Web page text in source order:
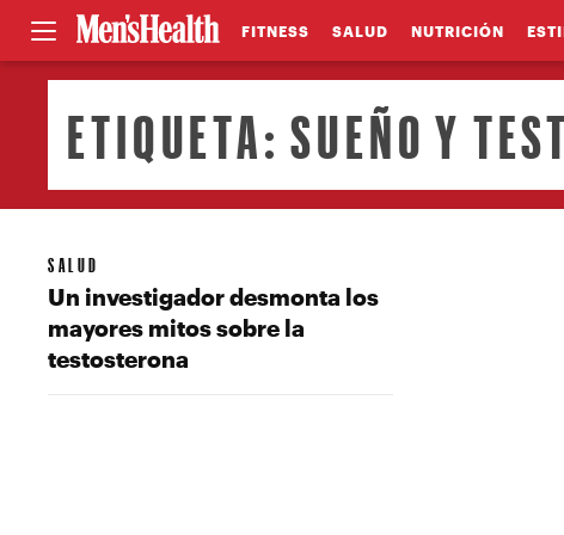
FITNESS SALUD NUTRICIÓN
ETIQUETA:SUEÑO Y
SALUD
Un investigador desmonta los
mayores mitos sobre la
testosterona